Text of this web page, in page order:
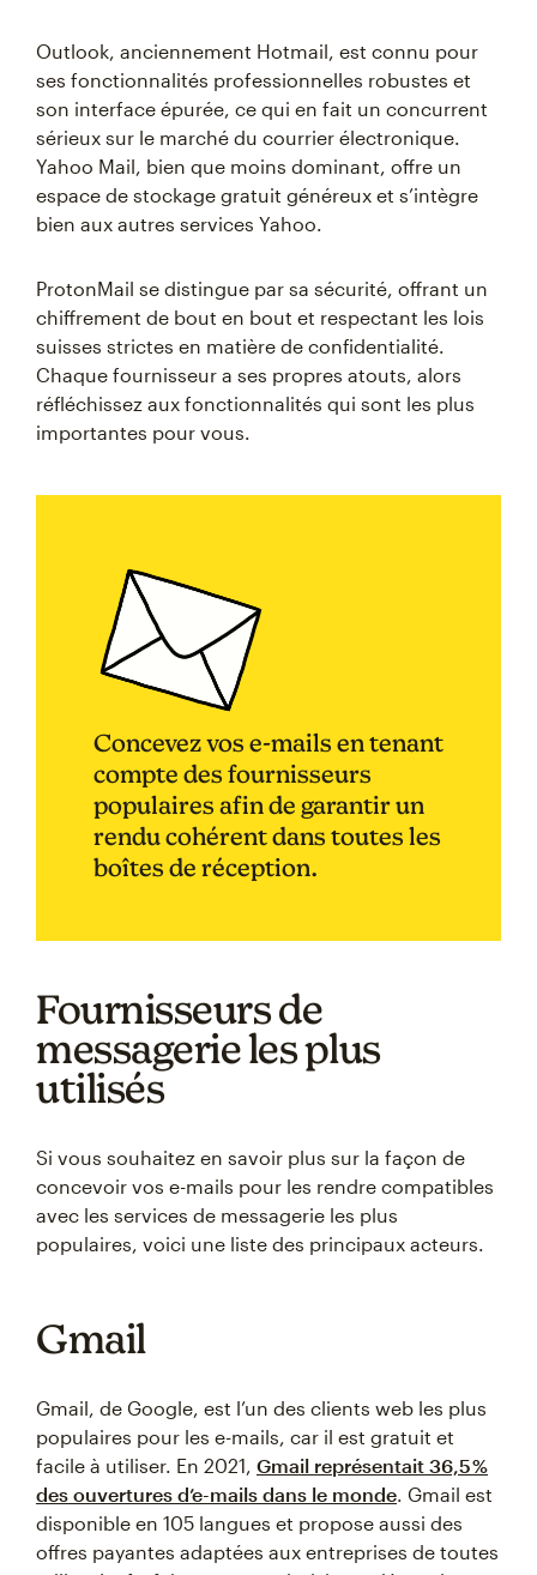
Outlook, anciennement Hotmail, est connu pour
ses fonctionnalités professionnelles robustes et
son interface épurée, ce qui en fait un concurrent
sérieux sur le marché du courrier électronique.
Yahoo Mail, bien que moins dominant, offre un
espace de stockage gratuit généreux et s’intègre
bien aux autres services Yahoo.
ProtonMail se distingue par sa sécurité, offrant un
chiffrement de bout en bout et respectant les lois
suisses strictes en matière de confidentialité.
Chaque fournisseur a ses propres atouts, alors
réfléchissez aux fonctionnalités qui sont les plus
importantes pour vous.
Concevez vos e-mails en tenant
compte des fournisseurs
populaires afin de garantir un
rendu cohérent dans toutes les
boîtes de réception.
Fournisseurs de
messagerie les plus
utilisés
Si vous souhaitez en savoir plus sur la façon de
concevoir vos e-mails pour les rendre compatibles
avec les services de messagerie les plus
populaires, voici une liste des principaux acteurs.
Gmail
Gmail, de Google, est l’un des clients web les plus
populaires pour les e-mails, car il est gratuit et
facile à utiliser. En 2021, Gmail représentait 36,5 %
des ouvertures d’e-mails dans le monde. Gmail est
disponible en 105 langues et propose aussi des
offres payantes adaptées aux entreprises de toutes